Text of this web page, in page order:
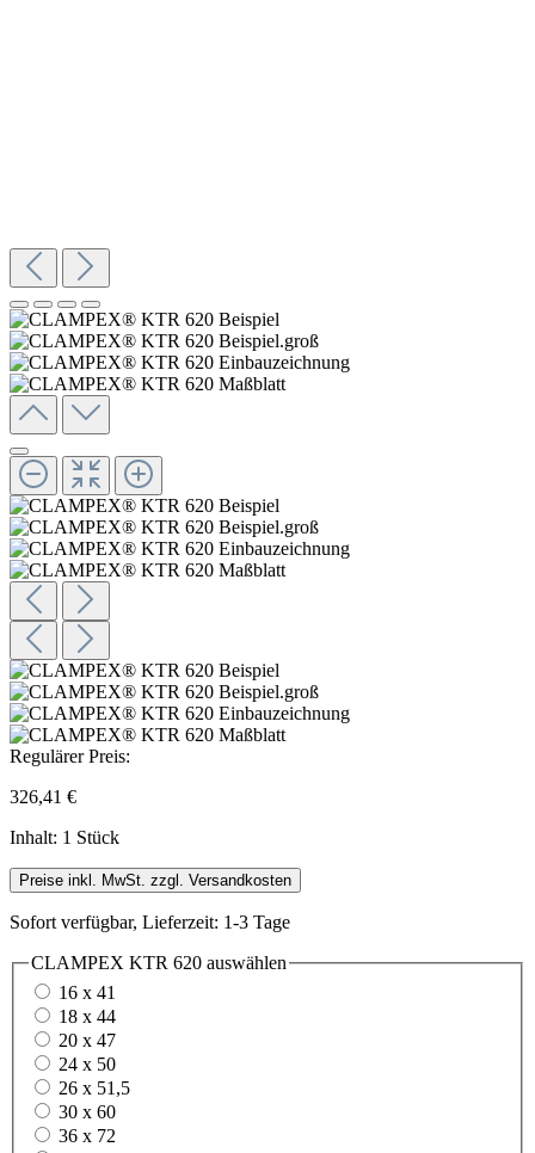
Regulärer Preis:
326,41 €
Inhalt: 1 Stück
Preise inkl. MwSt. zzgl. Versandkosten
Sofort verfügbar, Lieferzeit: 1-3 Tage
CLAMPEX KTR 620 auswählen
16 x 41
18 x 44
20 x 47
24 x 50
26 x 51,5
30 x 60
36 x 72